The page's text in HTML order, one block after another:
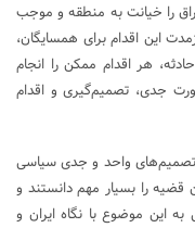
را خیانت به منطقه و موجب
این اقدام برای همسایگان،
هر اقدام ممکن را انجام
جدی، تصمیم‌گیری و اقدام
واحد و جدی سیاسی
قضیه را بسیار مهم دانستند و
به این موضوع با نگاه ایران و